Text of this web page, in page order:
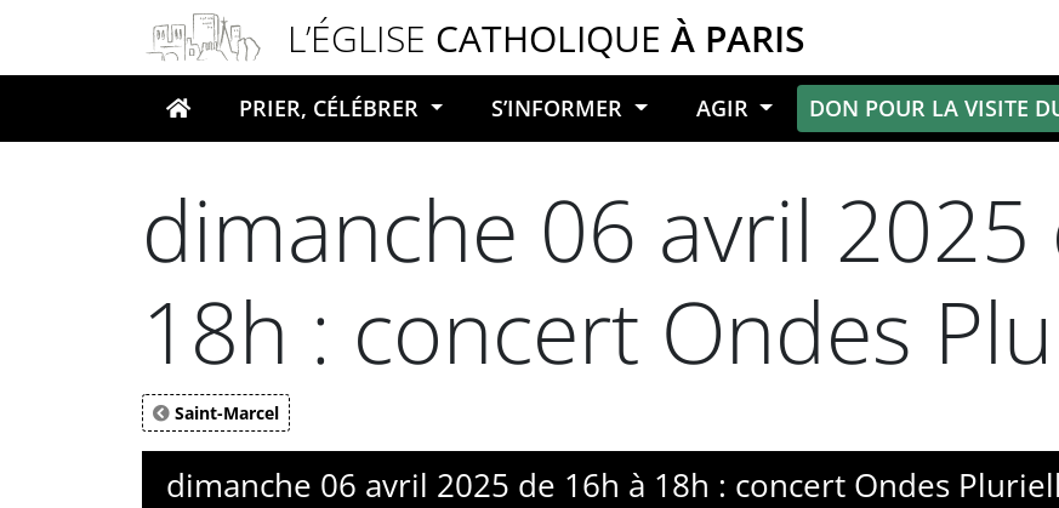
L’ÉGLISE CATHOLIQUE À PARIS
Votre recherche
PRIER, CÉLÉBRER S’INFORMER AGIR DON POUR LA VISITE
dimanche 06 avril 2025
18h : concert Ondes
Saint-Marcel
dimanche 06 avril 2025 de 16h à 18h : concert Ondes
Panneau de gestion des cookies